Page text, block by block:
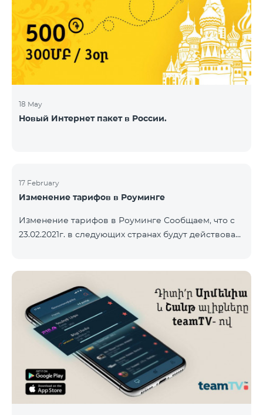
18 May
Новый Интернет пакет в России.
17 February
Изменение тарифов в Роуминге
Изменение тарифов в Роуминге Сообщаем, что с
23.02.2021г. в следующих странах будут действовать
2500 драм/минута Исходящие звонки локальные –
500 драм/минута SMS – 250 драм Интернет – 7000
драм/МБ Список стран: Бермудские острова,
Буркина-Фасо, Кабо-Верде, Куба, Эквоториальная
Гвинея, Эфиопия, Гамбия, Гвинея, Мадага